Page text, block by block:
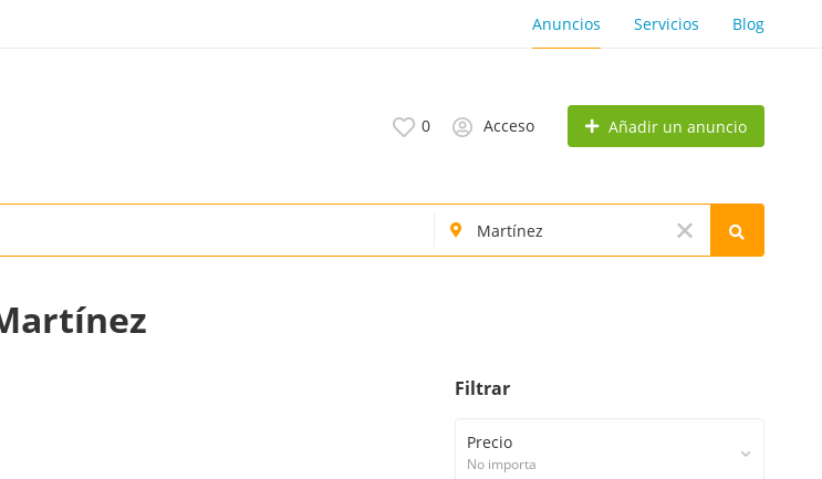
Anuncios Servicios Blog
0 Acceso Añadir un anuncio
Filtrar
Precio
No importa